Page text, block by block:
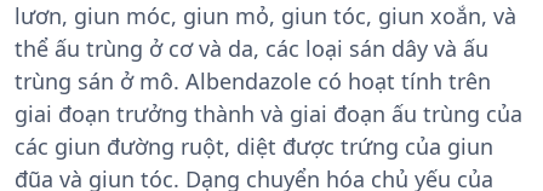
lươn, giun móc, giun mỏ, giun tóc, giun xoắn, và
thể ấu trùng ở cơ và da, các loại sán dây và ấu
trùng sán ở mô. Albendazole có hoạt tính trên
giai đoạn trưởng thành và giai đoạn ấu trùng của
các giun đường ruột, diệt được trứng của giun
đũa và giun tóc. Dạng chuyển hóa chủ yếu của